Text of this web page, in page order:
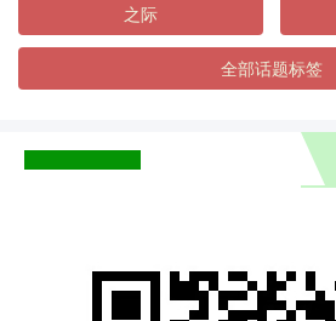
之际
全部话题标签